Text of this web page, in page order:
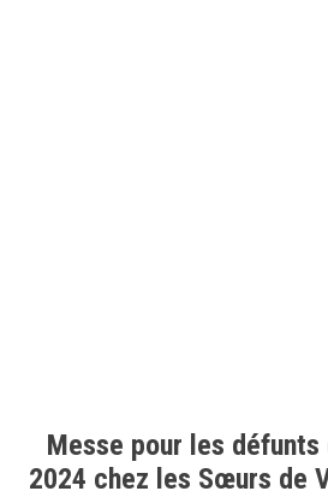
Messe pour les défunts
2024 chez les Sœurs de